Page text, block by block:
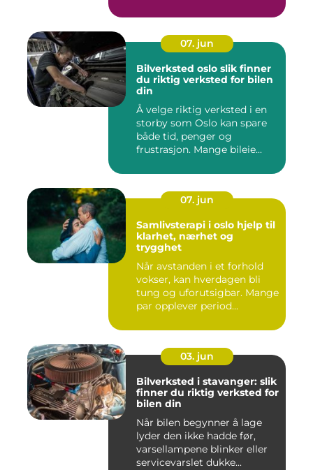
07. jun
Bilverksted oslo slik finner
du riktig verksted for bilen
din
Å velge riktig verksted i en
storby som Oslo kan spare
både tid, penger og
frustrasjon. Mange bileie...
07. jun
Samlivsterapi i oslo hjelp til
klarhet, nærhet og
trygghet
Når avstanden i et forhold
vokser, kan hverdagen bli
tung og uforutsigbar. Mange
par opplever period...
03. jun
Bilverksted i stavanger: slik
finner du riktig verksted for
bilen din
Når bilen begynner å lage
lyder den ikke hadde før,
varsellampene blinker eller
servicevarslet dukke...